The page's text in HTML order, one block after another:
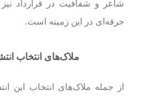
شاعر و شفافیت در قرارداد
حرفه‌ای در این زمینه است.
ملاک‌های انتخاب
از جمله ملاک‌های انتخاب این